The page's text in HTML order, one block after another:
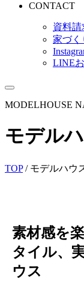
CONTACT
資料請
家づく
LINE
MODELHOUSE
モデル
TOP/ モデルハウ
素材感を
タイル、
ウス